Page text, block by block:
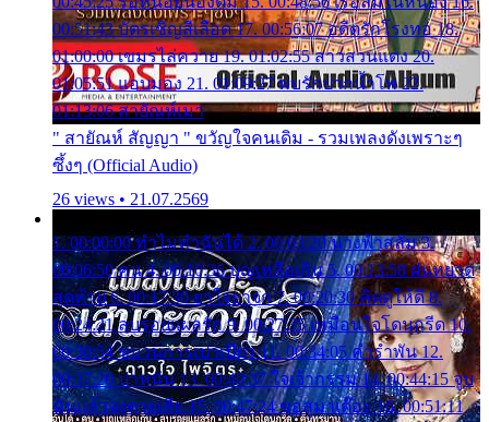
00:51:43 บัตรเชิญสีเลือด 17. 00:56:07 อดีตรักโรงทอ 18.
01:00:00 เขมรไล่ควาย 19. 01:02:55 สาวสวนแตง 20.
01:05:51 แอบมอง 21. 01:09:27 พบรักปากน้ำโพ 22.
01:13:06 สายัณห์เมา
" สายัณห์ สัญญา " ขวัญใจคนเดิม - รวมเพลงดังเพราะๆ
ซึ้งๆ (Official Audio)
26 views • 21.07.2569
1. 00:00:00 ทำไมทำฉันได้ 2. 00:03:20 นางฟ้าสลัม 3.
00:06:50 คน 4. 00:10:36 บุญเหลือเกิน 5. 00:13:58 ฝนหยาด
สุดท้าย 6. 00:17:30 ยาใจยาจก 7. 00:20:30 คิดดูให้ดี 8.
00:24:21 ลบรอยแผลรัก 9. 00:27:35 เหมือนใจโดนกรีด 10.
00:30:54 ขบวนการเปาเปียว 11. 00:34:05 คำรำพัน 12.
00:37:20 ปาหนัน 13. 00:40:37 ใจเจ้ากรรม 14. 00:44:15 จูบ
ฉันแล้วจงตายเสีย 15. 00:47:24 ขอสูมาเต๊อะ 16. 00:51:11